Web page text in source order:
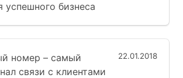
успешного бизнеса
22.01.2018
номер – самый
связи с клиентами